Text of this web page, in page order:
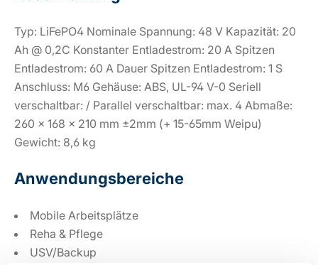
Typ: LiFePO4 Nominale Spannung: 48 V Kapazität: 20
Ah @ 0,2C Konstanter Entladestrom: 20 A Spitzen
Entladestrom: 60 A Dauer Spitzen Entladestrom: 1 S
Anschluss: M6 Gehäuse: ABS, UL-94 V-0 Seriell
verschaltbar: / Parallel verschaltbar: max. 4 Abmaße:
260 x 168 x 210 mm ±2mm (+ 15-65mm Weipu)
Gewicht: 8,6 kg
Anwendungsbereiche
Mobile Arbeitsplätze
Reha & Pflege
USV/Backup